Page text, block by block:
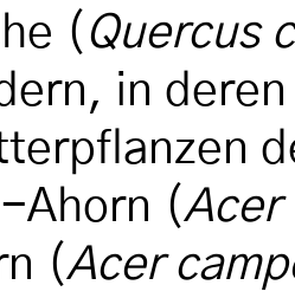
( Quercus
in
Ahorn (Acer
(Acer